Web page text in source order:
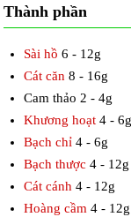
Thành phần
Sài hồ 6 - 12g
Cát căn8 - 16g
Cam thảo 2 - 4g
Khương hoạt4 - 6g
Bạch chỉ4 - 6g
Bạch thược4 - 12g
Cát cánh4 - 12g
Hoàng cầm4 - 12g